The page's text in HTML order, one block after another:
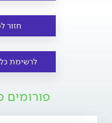
חזור
לרשימת
פורומים